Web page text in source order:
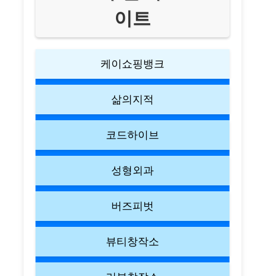
이트
케이쇼핑뱅크
삶의지적
코드하이브
성형외과
버즈피벗
뷰티창작소